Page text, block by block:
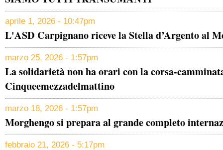
aprile 1, 2026 - 10:47pm
L'ASD Carpignano riceve la Stella d’Argento al
marzo 25, 2026 - 1:57pm
La solidarietà non ha orari con la corsa-
Cinqueemezzadelmattino
marzo 18, 2026 - 1:57pm
Morghengo si prepara al grande completo
febbraio 21, 2026 - 5:17pm